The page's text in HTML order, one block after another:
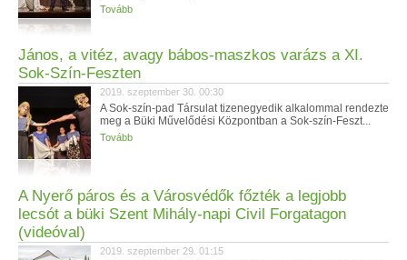
Tovább
János, a vitéz, avagy bábos-maszkos varázs a XI.
Sok-Szín-Feszten
2019. szeptember 30. 00:30
A Sok-szín-pad Társulat tizenegyedik alkalommal rendezte
meg a Büki Művelődési Központban a Sok-szín-Feszt...
Tovább
A Nyerő páros és a Városvédők főzték a legjobb
lecsót a büki Szent Mihály-napi Civil Forgatagon
(videóval)
2019. szeptember 29. 01:15